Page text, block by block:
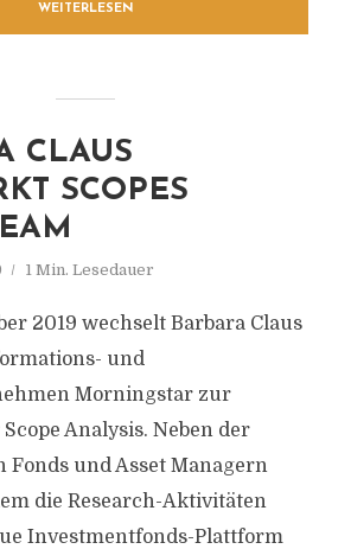
WEITERLESEN
CLAUS
SCOPES
1 Min. Lesedauer
2019 wechselt Barbara Claus
und
Morningstar zur
Analysis. Neben der
Fonds und Asset Managern
die Research-Aktivitäten
Investmentfonds-Plattform